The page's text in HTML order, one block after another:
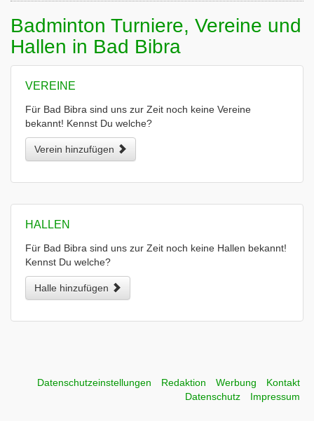
Badminton Turniere, Vereine und
Hallen in Bad Bibra
VEREINE
Für Bad Bibra sind uns zur Zeit noch keine Vereine
bekannt! Kennst Du welche?
Verein hinzufügen
HALLEN
Für Bad Bibra sind uns zur Zeit noch keine Hallen bekannt!
Kennst Du welche?
Halle hinzufügen
Datenschutzeinstellungen Redaktion Werbung
Kontakt
Datenschutz
Impressum